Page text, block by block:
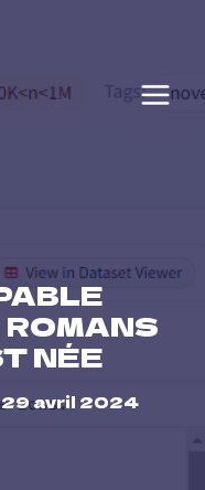
NÉE
29 avril 2024